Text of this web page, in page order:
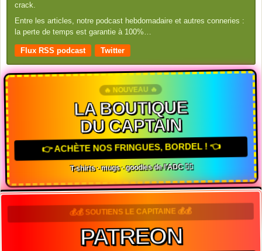
crack.
Entre les articles, notre podcast hebdomadaire et autres conneries :
la perte de temps est garantie à 100%…
Flux RSS podcast Twitter
🔥 NOUVEAU 🔥
LA BOUTIQUE
DU CAPTAIN
👉 ACHÈTE NOS FRINGUES, BORDEL ! 👈
T-shirts · mugs · goodies de l'ADC 🏴‍☠️
💰💰 SOUTIENS LE CAPITAINE 💰💰
PATREON